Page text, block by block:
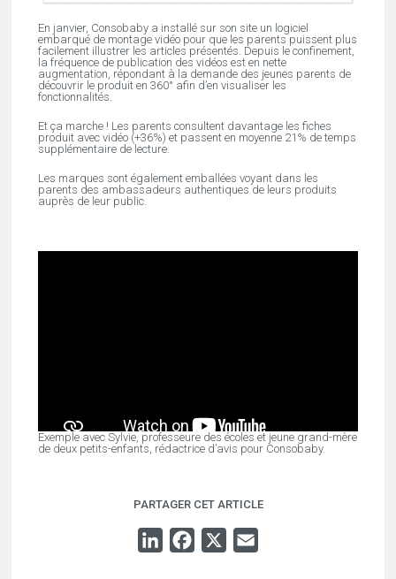
En janvier, Consobaby a installé sur son site un logiciel
embarqué de montage vidéo pour que les parents puissent plus
facilement illustrer les articles présentés. Depuis le confinement,
la fréquence de publication des vidéos est en nette
augmentation, répondant à la demande des jeunes parents de
découvrir le produit en 360° afin d’en visualiser les
fonctionnalités.
Et ça marche ! Les parents consultent davantage les fiches
produit avec vidéo (+36%) et passent en moyenne 21% de temps
supplémentaire de lecture.
Les marques sont également emballées voyant dans les
parents des ambassadeurs authentiques de leurs produits
auprès de leur public.
Exemple avec Sylvie, professeure des écoles et jeune grand-mère
de deux petits-enfants, rédactrice d’avis pour Consobaby.
PARTAGER CET ARTICLE
LINKEDINFACEBOOK